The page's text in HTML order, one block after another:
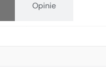
Opinie